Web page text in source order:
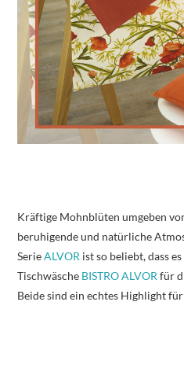
Kräftige Mohnblüten umgeben
beruhigende und natürliche
SerieALVOR ist so beliebt, dass
Tischwäsche BISTRO ALVORfür
Beide sind ein echtes Highlight